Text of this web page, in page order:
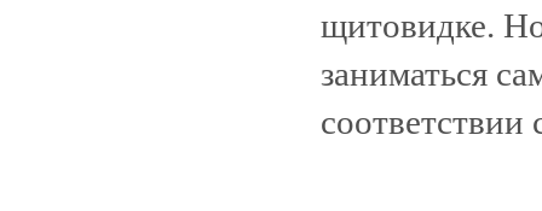
щитовидке.
заниматься
соответствии